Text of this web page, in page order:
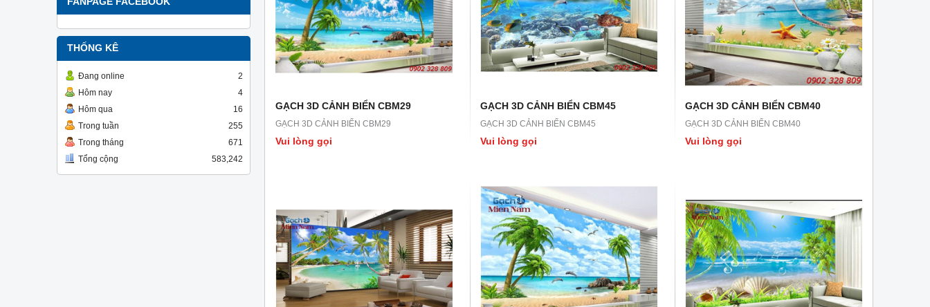
THỐNG KÊ
Đang online
2
Hôm nay
4
Hôm qua
16
Trong tuần
255
Trong tháng
671
Tổng cộng
583,242
GẠCH 3D CẢNH BIỂN CBM29
GẠCH 3D CẢNH BIỂN CBM29
Vui lòng gọi
GẠCH 3D CẢNH BIỂN CBM45
GẠCH 3D CẢNH BIỂN CBM45
Vui lòng gọi
GẠCH 3D CẢNH BIỂN CBM40
GẠCH 3D CẢNH BIỂN CBM40
Vui lòng gọi